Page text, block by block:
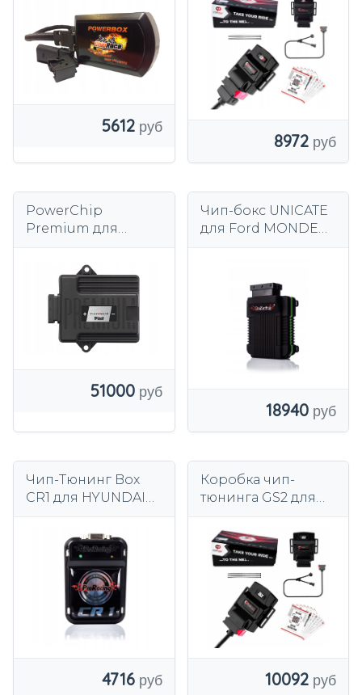
5612
136/163/170KM
8972
PowerChip
Premium для
1.6 T-GDi Hybrid 230
км 169 кВт
51000
Чип-бокс UNICATE
для Ford MONDEO
18940
Чип-Тюнинг Box
CR1 для HYUNDAI
4716
Коробка чип-
тюнинга GS2 для
1,3 1,4 2002-2010 гг.
10092